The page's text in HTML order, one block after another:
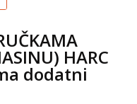
HARC
dodatni